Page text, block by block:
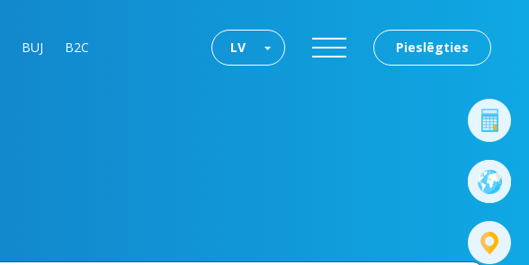
BUJ B2C Pieslēgties
LV